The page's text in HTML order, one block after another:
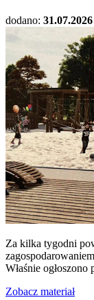
dodano: 31.07.2026
Za kilka tygodni
Właśnie
Zobacz materiał